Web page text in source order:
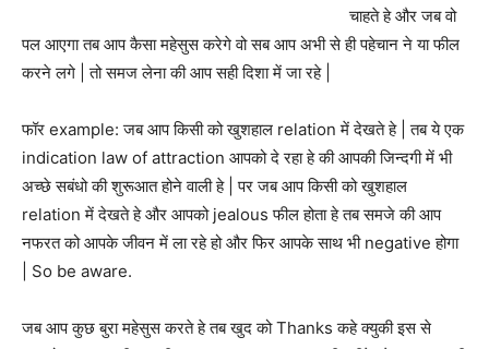
चाहते हे और जब वो
पल आएगा तब आप कैसा महेसुस करेगे वो सब आप अभी से ही पहेचान ने या फील
करने लगे | तो समज लेना की आप सही दिशा में जा रहे |
फॉर example: जब आप किसी को खुशहाल relation में देखते हे | तब ये एक
indication law of attraction आपको दे रहा हे की आपकी जिन्दगी में भी
अच्छे सबंधो की शुरूआत होने वाली हे | पर जब आप किसी को खुशहाल
relation में देखते हे और आपको jealous फील होता हे तब समजे की आप
नफरत को आपके जीवन में ला रहे हो और फिर आपके साथ भी negative होगा
| So be aware.
जब आप कुछ बुरा महेसुस करते हे तब खुद को Thanks कहे क्युकी इस से